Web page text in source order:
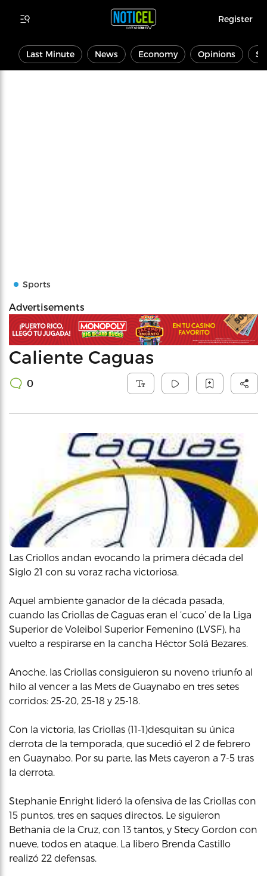
Register
Last Minute News Economy Opinions
Sports
Advertisements
Caliente Caguas
0
Las Criollos andan evocando la primera década del
Siglo 21 con su voraz racha victoriosa.
Aquel ambiente ganador de la década pasada,
cuando las Criollas de Caguas eran el ‘cuco’ de la Liga
Superior de Voleibol Superior Femenino (LVSF), ha
vuelto a respirarse en la cancha Héctor Solá Bezares.
Anoche, las Criollas consiguieron su noveno triunfo al
hilo al vencer a las Mets de Guaynabo en tres setes
corridos: 25-20, 25-18 y 25-18.
Con la victoria, las Criollas (11-1)desquitan su única
derrota de la temporada, que sucedió el 2 de febrero
en Guaynabo. Por su parte, las Mets cayeron a 7-5 tras
la derrota.
Stephanie Enright lideró la ofensiva de las Criollas con
15 puntos, tres en saques directos. Le siguieron
Bethania de la Cruz, con 13 tantos, y Stecy Gordon con
nueve, todos en ataque. La libero Brenda Castillo
realizó 22 defensas.